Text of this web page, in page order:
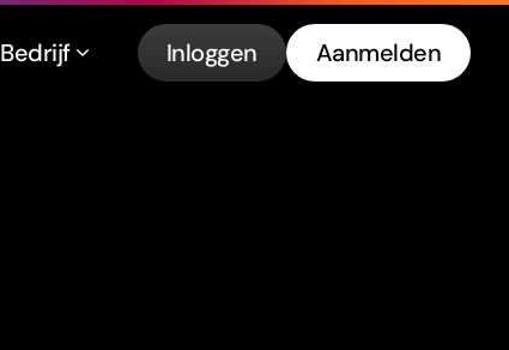
Bedrijf Inloggen Aanmelden